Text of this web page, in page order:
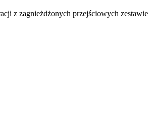
z zagnieżdżonych przejściowych